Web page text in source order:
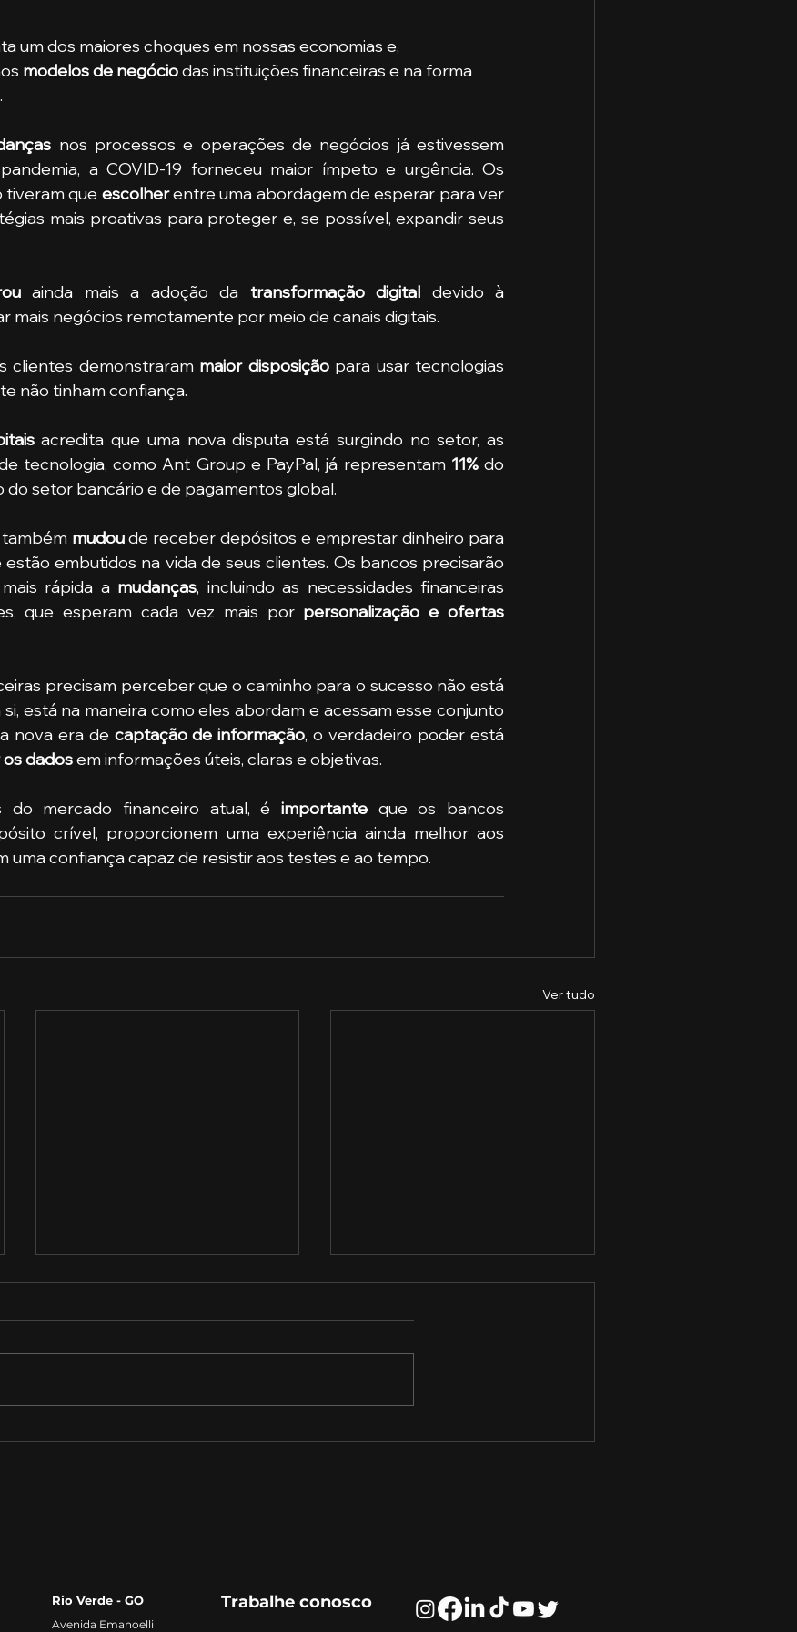
modelos de negócio das instituições financeiras e na forma
nos processos e operações de negócios já estivessem
a COVID-19 forneceu maior ímpeto e urgência. Os
tiveram que escolher entre uma abordagem de esperar para ver
mais proativas para proteger e, se possível, expandir seus
ainda mais a adoção da transformação digital devido à
mais negócios remotamente por meio de canais digitais.
clientes demonstraram
maior disposição para usar tecnologias
não tinham confiança.
acredita que uma nova disputa está surgindo no setor, as
tecnologia, como Ant Group e PayPal, já representam 11% do
setor bancário e de pagamentos global.
também
mudou de receber depósitos e emprestar dinheiro para
embutidos na vida de seus clientes. Os bancos precisarão
rápida a mudanças, incluindo as necessidades financeiras
que esperam cada vez mais por personalização e ofertas
está na maneira como eles abordam e acessam esse conjunto
nova era de captação de informação, o verdadeiro poder está
dados em informações úteis, claras e objetivas.
do mercado financeiro atual, é
importante que os bancos
crível, proporcionem uma experiência ainda melhor aos
uma confiança capaz de resistir aos testes e ao tempo.
Ver tudo
Trabalhe conosco
Rio Verde - GO
Avenida Emanoelli